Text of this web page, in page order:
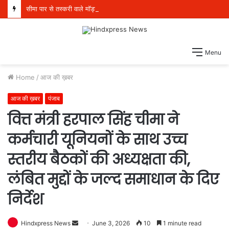
Menu
Home / आज की ख़बर
आज की ख़बर पंजाब
वित्त मंत्री हरपाल सिंह चीमा ने
कर्मचारी यूनियनों के साथ उच्च
स्तरीय बैठकों की अध्यक्षता की,
लंबित मुद्दों के जल्द समाधान के दिए
निर्देश
Hindxpress News June 3, 2026 10 1 minute read